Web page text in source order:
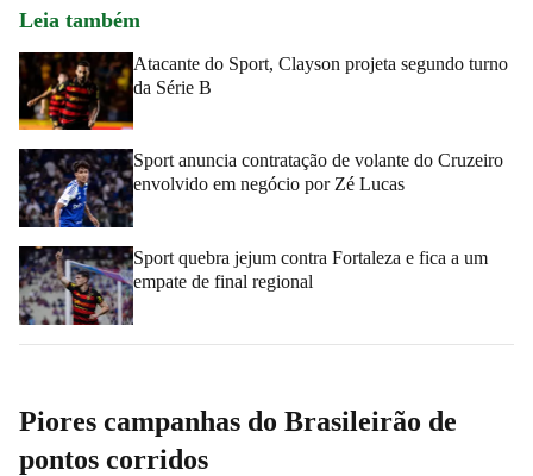
Leia também
Atacante do Sport, Clayson projeta segundo turno
da Série B
Sport anuncia contratação de volante do Cruzeiro
envolvido em negócio por Zé Lucas
Sport quebra jejum contra Fortaleza e fica a um
empate de final regional
Piores campanhas do Brasileirão de
pontos corridos